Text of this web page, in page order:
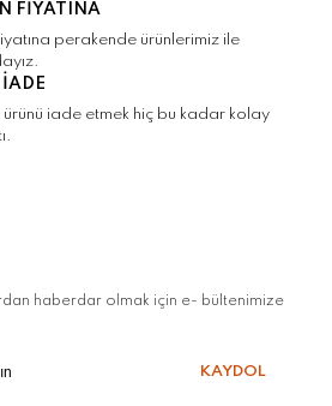
FİYATINA
perakende ürünlerimiz ile
ürünü iade etmek hiç bu kadar kolay
haberdar olmak için e- bültenimize
KAYDOL